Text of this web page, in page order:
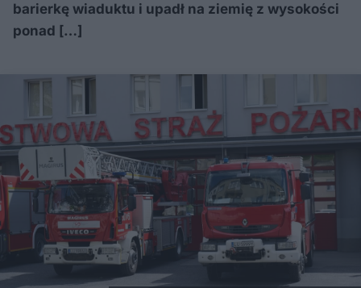
barierkę wiaduktu i upadł na ziemię z wysokości
ponad […]